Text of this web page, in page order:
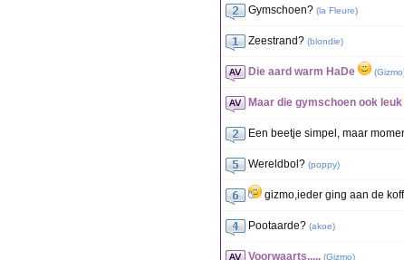
Gymschoen? (la Fleure)
Zeestrand? (blondie)
Die aard warm HaDe (Gizmo
Maar die gymschoen ook leuk
Een beetje simpel, maar
Wereldbol? (poppy)
gizmo,ieder ging aan de
Pootaarde? (akoe)
Voorwaarts..... (Gizmo)